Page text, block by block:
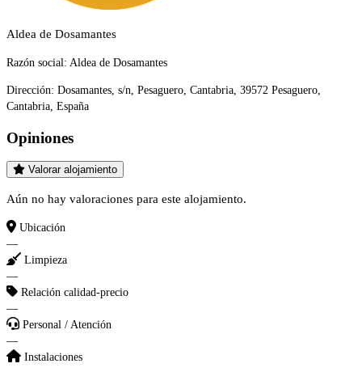
Aldea de Dosamantes
Razón social: Aldea de Dosamantes
Dirección: Dosamantes, s/n, Pesaguero, Cantabria, 39572 Pesaguero,
Cantabria, España
Opiniones
Valorar alojamiento
Aún no hay valoraciones para este alojamiento.
Ubicación
—
Limpieza
—
Relación calidad-precio
—
Personal / Atención
—
Instalaciones